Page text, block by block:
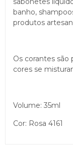
banho,
produtos
Os corantes
cores se
Volume: 35ml
Cor: Rosa 4161